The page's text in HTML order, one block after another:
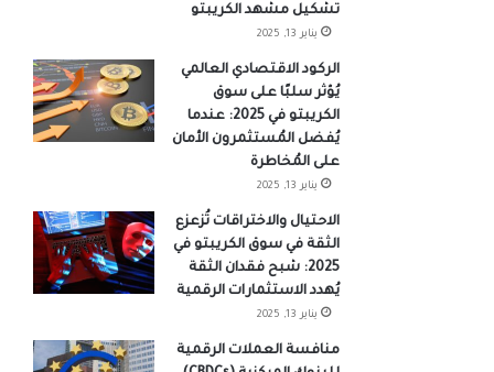
تشكيل مشهد الكريبتو
يناير 13, 2025
الركود الاقتصادي العالمي
يُؤثر سلبًا على سوق
الكريبتو في 2025: عندما
يُفضل المُستثمرون الأمان
على المُخاطرة
يناير 13, 2025
الاحتيال والاختراقات تُزعزع
الثقة في سوق الكريبتو في
2025: شبح فقدان الثقة
يُهدد الاستثمارات الرقمية
يناير 13, 2025
منافسة العملات الرقمية